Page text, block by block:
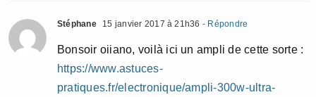
Stéphane 15 janvier 2017 à 21h36 - Répondre
Bonsoir oiiano, voilà ici un ampli de cette sorte :
https://www.astuces-
pratiques.fr/electronique/ampli-300w-ultra-